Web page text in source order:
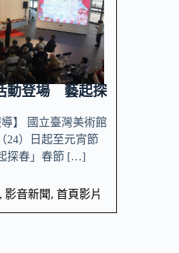
動登場 藝起探
】 國立臺灣美術館
24）日起至元宵節
探春」春節 […]
影音新聞, 首頁影片